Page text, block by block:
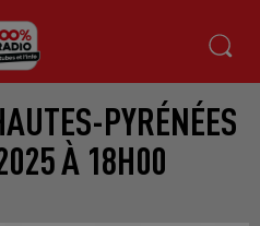
PYRÉNÉES
À 18H00